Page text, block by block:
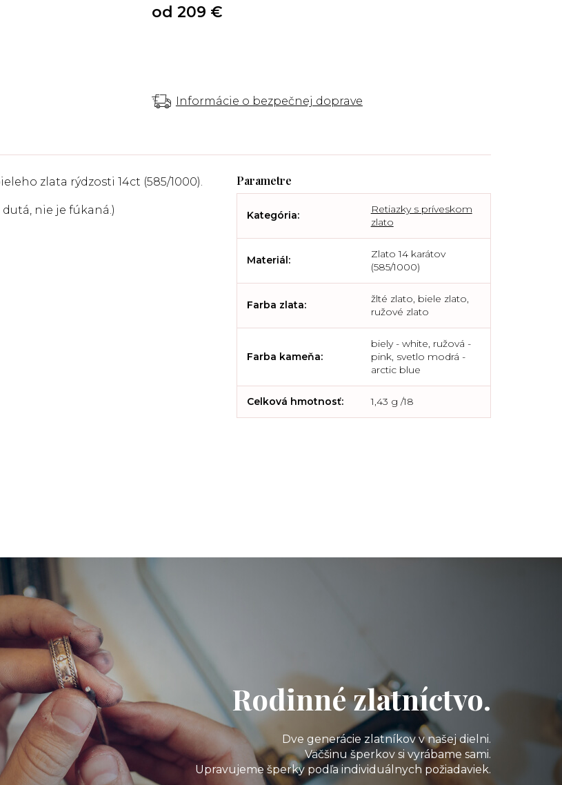
Informácie o bezpečnej doprave
od 209 €
zlata rýdzosti 14ct (585/1000).
dutá, nie je fúkaná.) Kategória:
Retiazky s príveskom
zlato
Materiál:
Zlato 14 karátov
(585/1000)
Farba zlata:
žlté zlato, biele zlato,
ružové zlato
Farba kameňa:
biely - white, ružová -
pink, svetlo modrá -
arctic blue
Celková hmotnosť: 1,43 g /18
Rodinné zlatníctvo.
Dve generácie zlatníkov v našej dielni.
Väčšinu šperkov si vyrábame sami.
Upravujeme šperky podľa individuálnych požiadaviek.